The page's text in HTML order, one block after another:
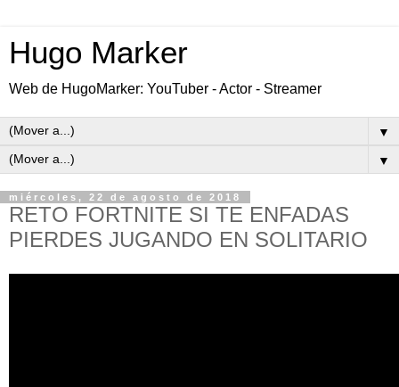
Hugo Marker
Web de HugoMarker: YouTuber - Actor - Streamer
▼
▼
miércoles, 22 de agosto de 2018
RETO FORTNITE SI TE ENFADAS
PIERDES JUGANDO EN SOLITARIO